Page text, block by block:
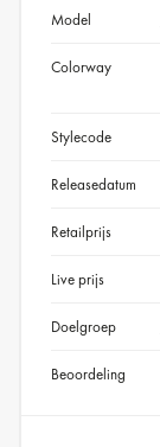
Model
Colorway
Stylecode
Releasedatum
Retailprijs
Live prijs
Doelgroep
Beoordeling